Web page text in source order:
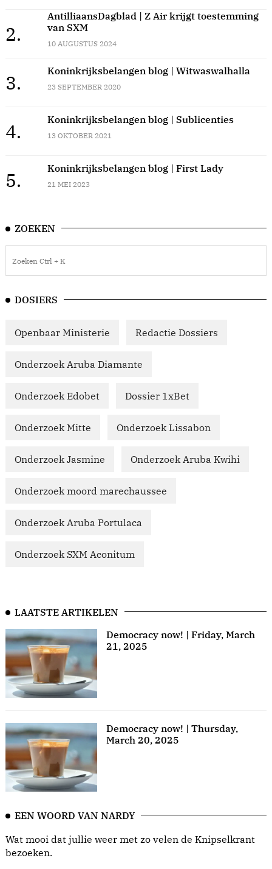
2.
AntilliaansDagblad | Z Air krijgt toestemming
van SXM
10 AUGUSTUS 2024
3.
Koninkrijksbelangen blog | Witwaswalhalla
23 SEPTEMBER 2020
4.
Koninkrijksbelangen blog | Sublicenties
13 OKTOBER 2021
5.
Koninkrijksbelangen blog | First Lady
21 MEI 2023
ZOEKEN
DOSIERS
Openbaar Ministerie Redactie Dossiers
Onderzoek Aruba Diamante
Onderzoek Edobet Dossier 1xBet
Onderzoek Mitte Onderzoek Lissabon
Onderzoek Jasmine Onderzoek Aruba Kwihi
Onderzoek moord marechaussee
Onderzoek Aruba Portulaca
Onderzoek SXM Aconitum
LAATSTE ARTIKELEN
Democracy now! | Friday, March
21, 2025
Democracy now! | Thursday,
March 20, 2025
EEN WOORD VAN NARDY
Wat mooi dat jullie weer met zo velen de Knipselkrant
bezoeken.